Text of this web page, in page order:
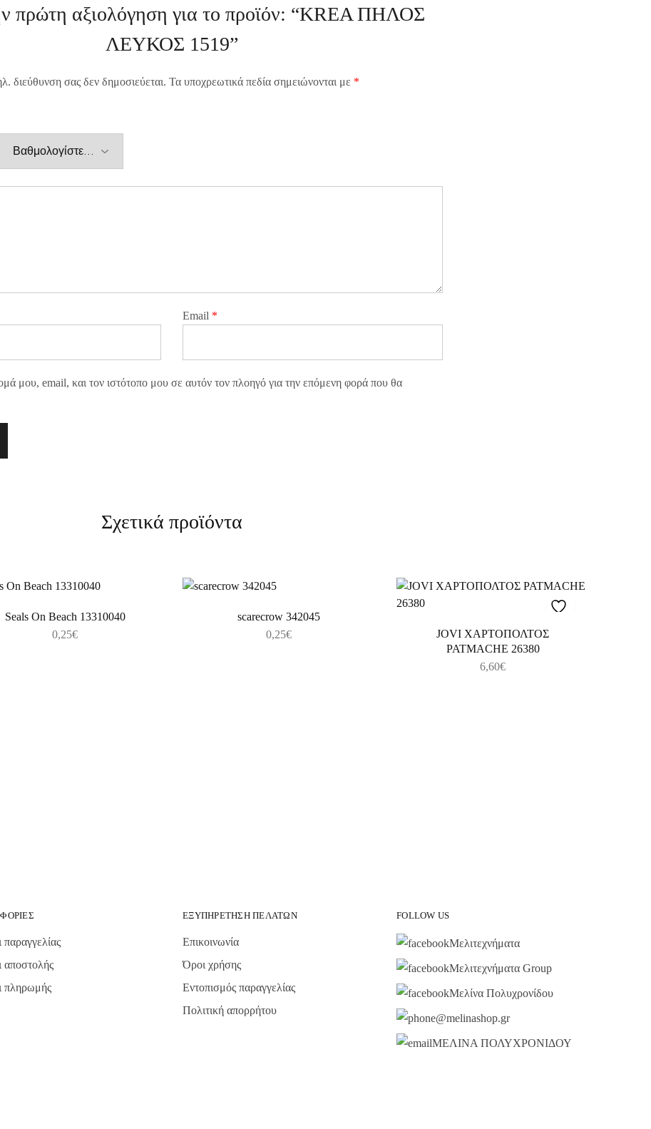
πρώτη αξιολόγηση για το προϊόν: “KREA ΠΗΛΟΣ
ΛΕΥΚΟΣ 1519”
διεύθυνση σας δεν δημοσιεύεται. Τα υποχρεωτικά πεδία σημειώνονται με *
Email *
μου, email, και τον ιστότοπο μου σε αυτόν τον πλοηγό για την επόμενη φορά που θα
Σχετικά προϊόντα
Seals On Beach 13310040
0,25€
scarecrow 342045
0,25€
JOVI ΧΑΡΤΟΠΟΛΤΟΣ
PATMACHE 26380
6,60€
παραγγελίας
αποστολής
πληρωμής
ΕΞΥΠΗΡΈΤΗΣΗ ΠΕΛΑΤΏΝ
Επικοινωνία
Όροι χρήσης
Εντοπισμός παραγγελίας
Πολιτική απορρήτου
FOLLOW US
Μελιτεχνήματα
Μελιτεχνήματα Group
Μελίνα Πολυχρονίδου
@melinashop.gr
ΜΕΛΙΝΑ ΠΟΛΥΧΡΟΝΙΔΟΥ